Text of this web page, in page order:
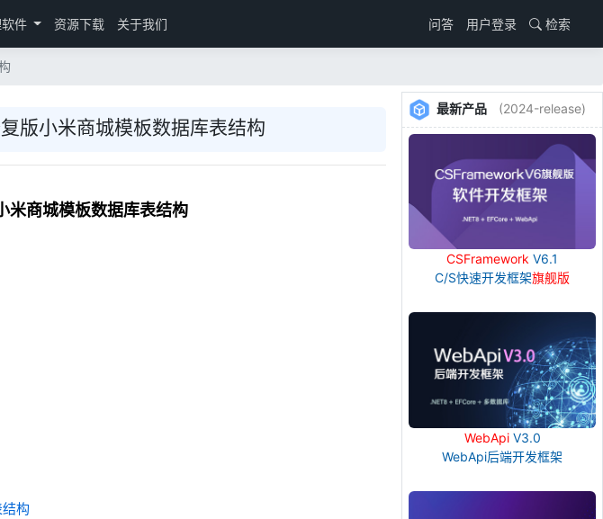
件 资源下载 关于我们 问答 用户登录 检索
版小米商城模板数据库表结构
米商城模板数据库表结构
构
最新产品 (2024-release)
CSFramework V6.1
C/S快速开发框架旗舰版
WebApiV3.0
WebApi后端开发框架